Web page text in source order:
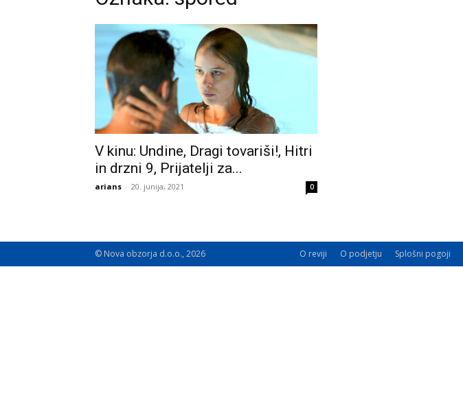
V kinu: Undine, Dragi tovariši!, Hitri
in drzni 9, Prijatelji za...
arians - 20. junija, 2021 0
O reviji O podjetju Splošni pogoji
© Nova obzorja d.o.o., 2026